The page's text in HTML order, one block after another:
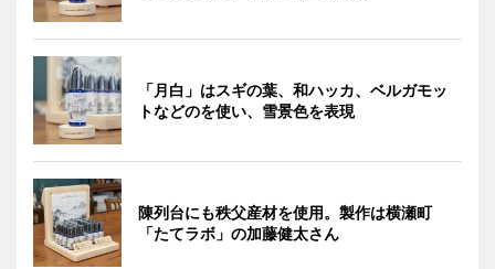
「月白」はスギの葉、和ハッカ、ベルガモッ
トなどのを使い、雪景色を表現
陳列台にも秩父産材を使用。製作は横瀬町
「たてラボ」の加藤健太さん